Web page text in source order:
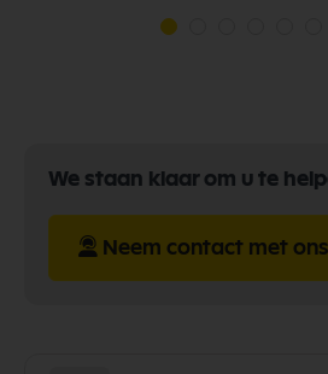
We staan klaar om u te
Neem contact met